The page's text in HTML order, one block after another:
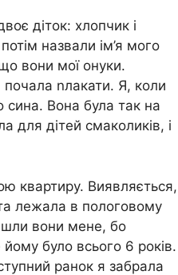
діток: хлопчик і
назвали ім’я мого
вони мої онуки.
почала nлакати. Я, коли
сина. Вона була так на
для дітей смаколиків, і
квартиру. Виявляється,
лежала в пологовому
вони мене, бо
було всього 6 років.
ранок я забрала